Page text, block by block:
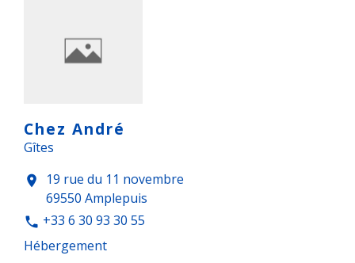
Chez André
Gîtes
location_on
19 rue du 11 novembre
69550 Amplepuis
phone +33 6 30 93 30 55
Hébergement